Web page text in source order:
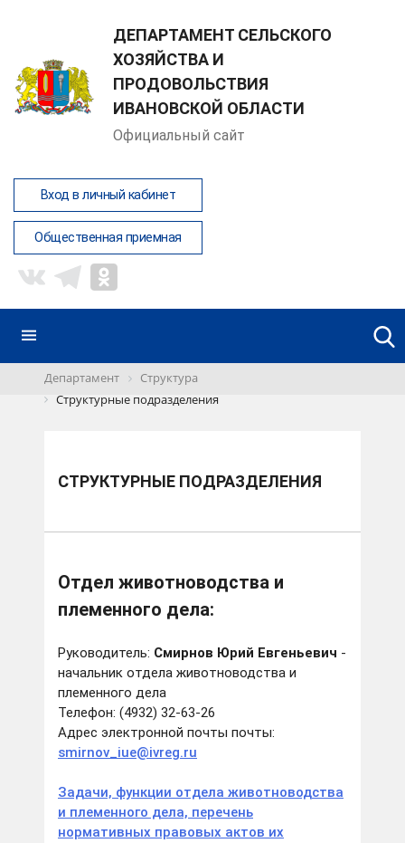
ДЕПАРТАМЕНТ СЕЛЬСКОГО
ХОЗЯЙСТВА И
ПРОДОВОЛЬСТВИЯ
ИВАНОВСКОЙ ОБЛАСТИ
Официальный сайт
Вход в личный кабинет
Общественная приемная
Департамент
Структура
Структурные подразделения
СТРУКТУРНЫЕ ПОДРАЗДЕЛЕНИЯ
Отдел животноводства и
племенного дела:
Руководитель: Смирнов Юрий Евгеньевич -
начальник отдела животноводства и
племенного дела
Телефон: (4932) 32-63-26
Адрес электронной почты почты:
smirnov_iue@ivreg.ru
Задачи, функции отдела животноводства
и племенного дела, перечень
нормативных правовых актов их